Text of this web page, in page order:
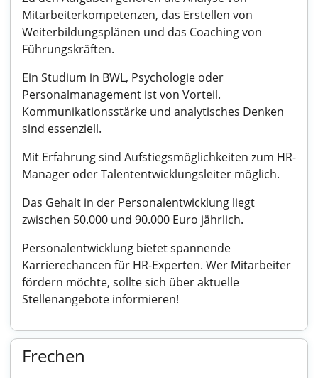
Mitarbeiterkompetenzen, das Erstellen von
Weiterbildungsplänen und das Coaching von
Führungskräften.
Ein Studium in BWL, Psychologie oder
Personalmanagement ist von Vorteil.
Kommunikationsstärke und analytisches Denken
sind essenziell.
Mit Erfahrung sind Aufstiegsmöglichkeiten zum HR-
Manager oder Talententwicklungsleiter möglich.
Das Gehalt in der Personalentwicklung liegt
zwischen 50.000 und 90.000 Euro jährlich.
Personalentwicklung bietet spannende
Karrierechancen für HR-Experten. Wer Mitarbeiter
fördern möchte, sollte sich über aktuelle
Stellenangebote informieren!
Frechen